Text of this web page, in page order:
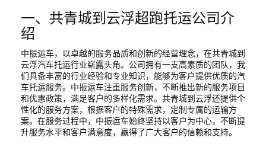
一、共青城到云浮超跑托运公司介
绍
中振运车，以卓越的服务品质和创新的经营理念，在共青城到
云浮汽车托运行业崭露头角。公司拥有一支高素质的团队，我
们具备丰富的行业经验和专业知识，能够为客户提供优质的汽
车托运服务。中振运车注重服务创新，不断推出新的服务项目
和优惠政策，满足客户的多样化需求。共青城到云浮还提供个
性化的服务方案，根据客户的特殊需求，定制专属的运输方
案。在服务过程中，中振运车始终坚持以客户为中心，不断提
升服务水平和客户满意度，赢得了广大客户的信赖和支持。